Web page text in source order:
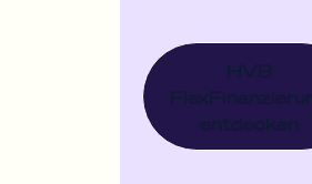
HVB
entdecken